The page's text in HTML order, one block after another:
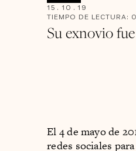
15 . 10 . 19
TIEMPO DE LECTURA:
Su exnovio
El 4 de mayo de
redes sociales